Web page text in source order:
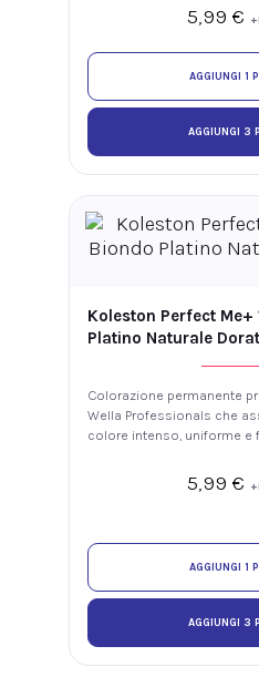
5,99 €
copertura dei capelli
tecnologia ME+ offre elevate
prestazioni colore
di sviluppare nuove allergie
AGGIUNGI 1
AGGIUNGI 3
5,99 €
Koleston Perfect
Platino Naturale
Colorazione permanente
Wella Professionals che
colore intenso, uniforme e
copertura dei capelli
tecnologia ME+ offre elevate
AGGIUNGI 1
AGGIUNGI 3